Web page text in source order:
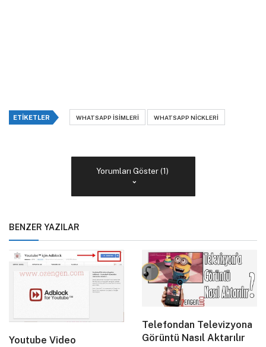
ETIKETLER WHATSAPP ISIMLERI WHATSAPP NICKLERI
Yorumları Göster (1)
BENZER YAZILAR
Youtube Video
Telefondan Televizyona
Görüntü Nasıl Aktarılır